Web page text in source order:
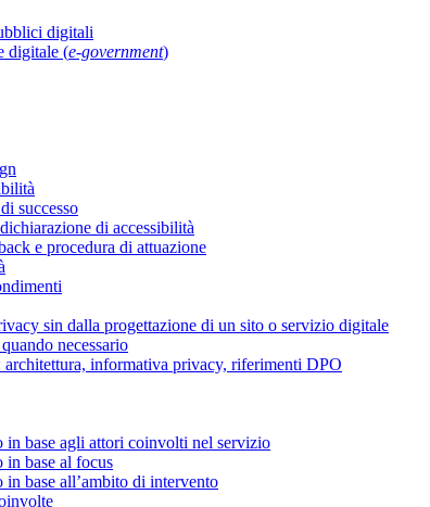
digitali
digitale (e-government)
successo
di accessibilità
e procedura di attuazione
sin dalla progettazione di un sito o servizio digitale
necessario
architettura, informativa privacy, riferimenti DPO
base agli attori coinvolti nel servizio
base al focus
base all’ambito di intervento